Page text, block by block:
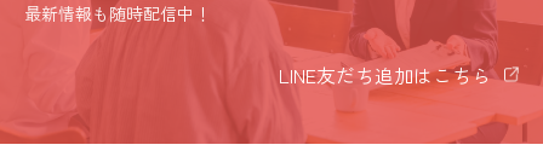
最新情報も随時配信中！
LINE友だち追加はこちら